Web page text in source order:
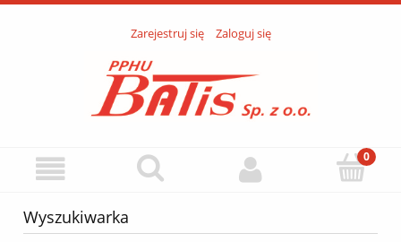
Zarejestruj się Zaloguj się
Wyszukiwarka